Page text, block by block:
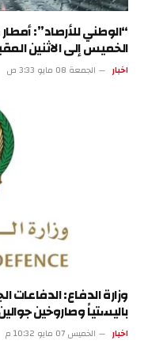
“الوطني للأرصاد”:
الخميس إلى الاثنين
اخبار الجمعة 08 مايو 3:33 ص
باليستياً وصاروخين جوالين و19 طائرة
اخبار الخميس 07 مايو 10:32 م